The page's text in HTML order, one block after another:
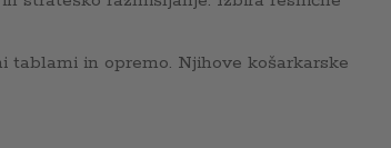
tablami in opremo. Njihove košarkarske